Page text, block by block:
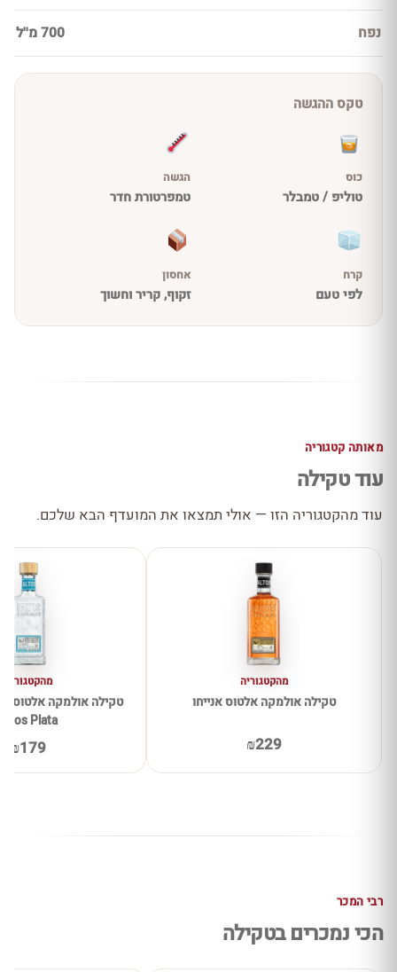
נפח 700 מ''ל
טקס ההגשה
כוס
טוליפ / טמבלר
הגשה
טמפרטורת חדר
קרח
לפי טעם
אחסון
זקוף, קריר וחשוך
מאותה קטגוריה
עוד טקילה
עוד מהקטגוריה הזו — אולי תמצאו את המועדף הבא שלכם.
מהקטגוריה
טקילה אולמקה אלטוס אנייחו
₪229
מהקטגוריה
Plata
₪179
רבי המכר
הכי נמכרים בטקילה